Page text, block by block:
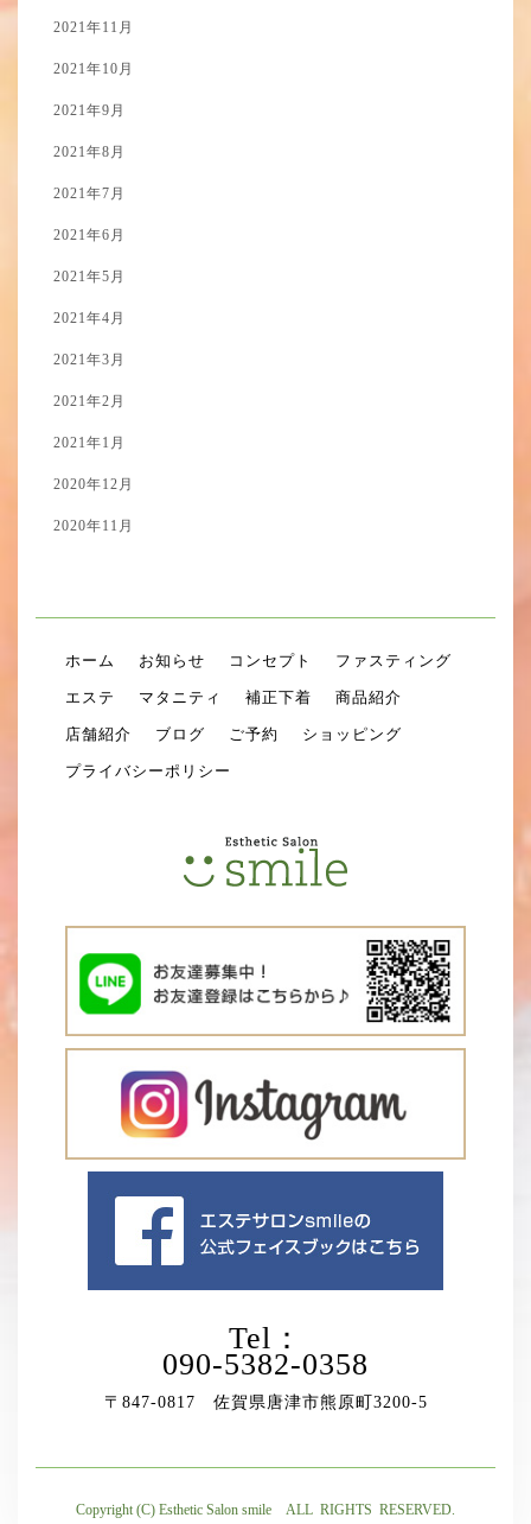
2021年11月
2021年10月
2021年9月
2021年8月
2021年7月
2021年6月
2021年5月
2021年4月
2021年3月
2021年2月
2021年1月
2020年12月
2020年11月
ホーム お知らせ コンセプト ファスティング
エステ マタニティ 補正下着 商品紹介
店舗紹介 ブログ ご予約 ショッピング
プライバシーポリシー
Tel：
090-5382-0358
〒847-0817 佐賀県唐津市熊原町3200-5
Copyright (C) Esthetic Salon smile ALL RIGHTS RESERVED.